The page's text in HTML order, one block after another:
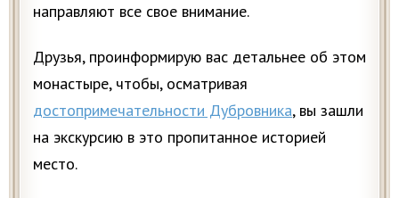
направляют все свое внимание.
Друзья, проинформирую вас детальнее об этом
монастыре, чтобы, осматривая
достопримечательности Дубровника, вы зашли
на экскурсию в это пропитанное историей
место.